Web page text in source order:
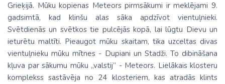
Grieķijā. Mūku kopienas Meteors pirmsākumi ir meklējami 9.
gadsimtā, kad klinšu alas sāka apdzīvot vientuļnieki.
Svētdienās un svētkos tie pulcējās kopā, lai lūgtu Dievu un
ieturētu maltīti. Pieaugot mūku skaitam, tika uzceltas divas
vientuļnieku mūku mītnes - Dupiani un Stadži. To dibināšana
kļuva par sākumu mūku „valstij” - Meteors. Lielākais klosteru
komplekss sastāvēja no 24 klosteriem, kas atradās klints